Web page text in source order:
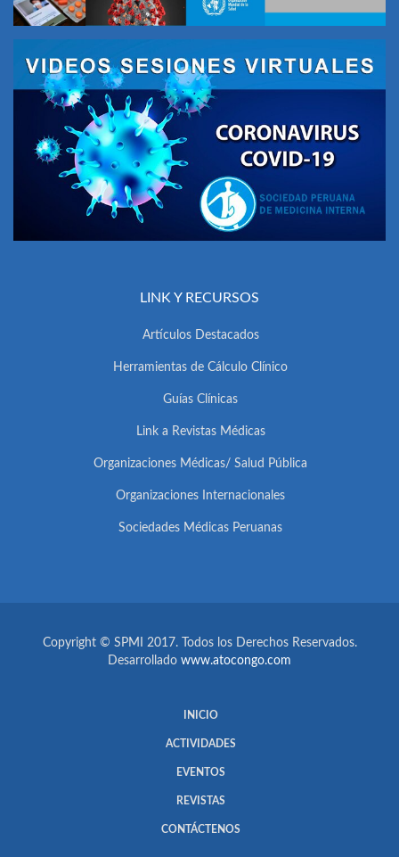
LINK Y RECURSOS
Artículos Destacados
Herramientas de Cálculo Clínico
Guías Clínicas
Link a Revistas Médicas
Organizaciones Médicas/ Salud Pública
Organizaciones Internacionales
Sociedades Médicas Peruanas
Copyright © SPMI 2017. Todos los Derechos Reservados.
Desarrollado www.atocongo.com
INICIO
ACTIVIDADES
EVENTOS
REVISTAS
CONTÁCTENOS